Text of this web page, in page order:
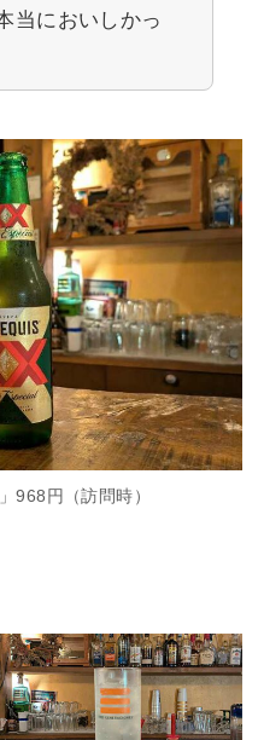
当においしかっ
968円（訪問時）